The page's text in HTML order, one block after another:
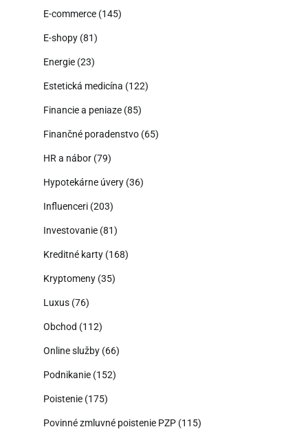
E-commerce (145)
E-shopy (81)
Energie (23)
Estetická medicína (122)
Financie a peniaze (85)
Finančné poradenstvo (65)
HR a nábor (79)
Hypotekárne úvery (36)
Influenceri (203)
Investovanie (81)
Kreditné karty (168)
Kryptomeny (35)
Luxus (76)
Obchod (112)
Online služby (66)
Podnikanie (152)
Poistenie (175)
Povinné zmluvné poistenie PZP (115)